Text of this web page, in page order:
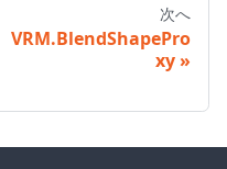
次へ
VRM.BlendShapePro
xy